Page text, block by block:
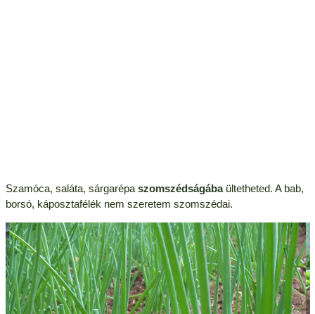
Szamóca, saláta, sárgarépa szomszédságábaültetheted. A bab,
borsó, káposztafélék nem szeretem szomszédai.